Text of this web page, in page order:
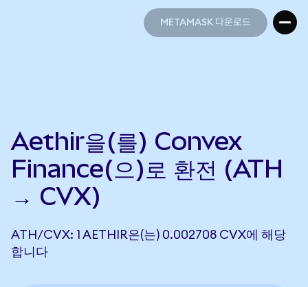
METAMASK 다운로드
Aethir을(를) Convex
Finance(으)로 환전 (ATH
→ CVX)
ATH/CVX: 1 AETHIR은(는) 0.002708 CVX에 해당
합니다